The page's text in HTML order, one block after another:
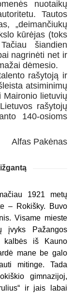
nuotaikų
Tautos
„deimančiukų
kūrėjas (toks
šiandien
nagrinėti net ir
dėmesio.
rašytoją ir
atsiminimų
Maironio lietuvių
rašytojų
140-osioms
Alfas Pakėnas
1921 metų
– Rokišky. Buvo
Visame mieste
įvyks Pažangos
kalbės iš Kauno
mane be galo
mitinge. Tada
gimnazijoj,
ir jais labai